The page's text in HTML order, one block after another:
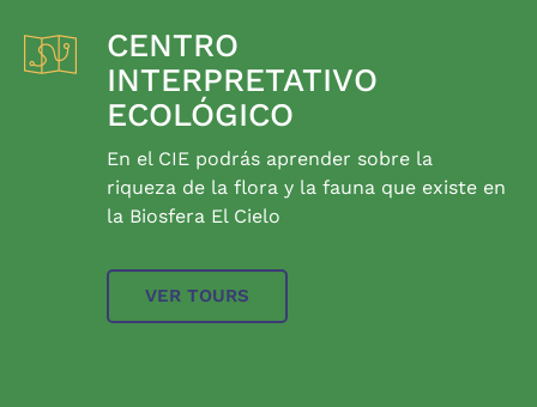
CENTRO
INTERPRETATIVO
ECOLÓGICO
En el CIE podrás aprender sobre la
riqueza de la flora y la fauna que existe en
la Biosfera El Cielo
VER TOURS